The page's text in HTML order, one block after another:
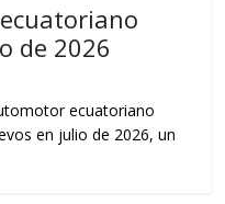
de 2026
ecuatoriano
en julio de 2026, un